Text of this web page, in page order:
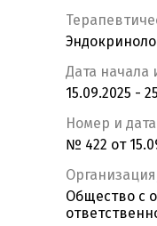
Дата начала
15.09.2025 -
Номер и
№ 422 от
Общество с